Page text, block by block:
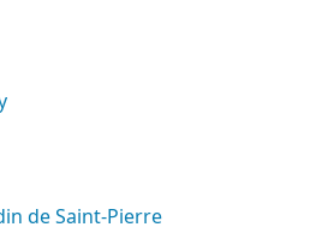
de Saint-Pierre